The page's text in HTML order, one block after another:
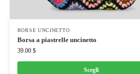
BORSE UNCINETTO
Borsa a piastrelle uncinetto
39.00 $
Scegli